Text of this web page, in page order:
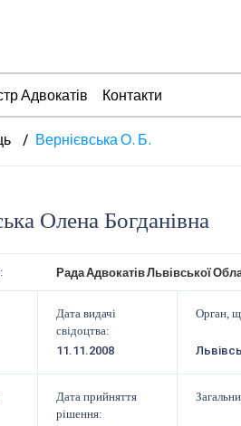
Адвокатів Контакти
Вернієвська О. Б.
Олена Богданівна
Рада Адвокатів Львівської
Дата видачі
свідоцтва:
11.11.2008
Орган,
Дата прийняття
рішення: